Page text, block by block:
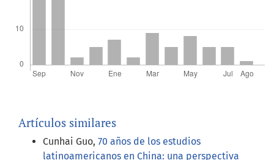
Artículos similares
Cunhai Guo, 70 años de los estudios
latinoamericanos en China: una perspectiva